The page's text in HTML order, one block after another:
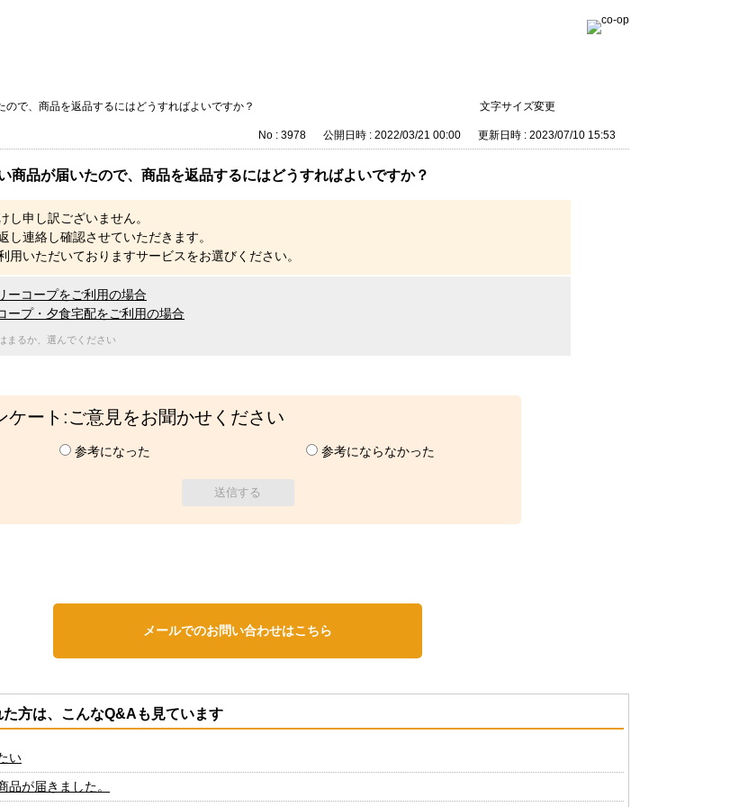
文字サイズ変更
で、商品を返品するにはどうすればよいですか？
No : 3978 公開日時 : 2022/03/21 00:00 更新日時 : 2023/07/10 15:53
商品が届いたので、商品を返品するにはどうすればよいですか？
し申し訳ございません。
し連絡し確認させていただきます。
用いただいておりますサービスをお選びください。
ーコープをご利用の場合
ープ・夕食宅配をご利用の場合
まるか、選んでください
ケート:ご意見をお聞かせください
参考になった 参考にならなかった
メールでのお問い合わせはこちら
方は、こんなQ&Aも見ています
い
品が届きました。